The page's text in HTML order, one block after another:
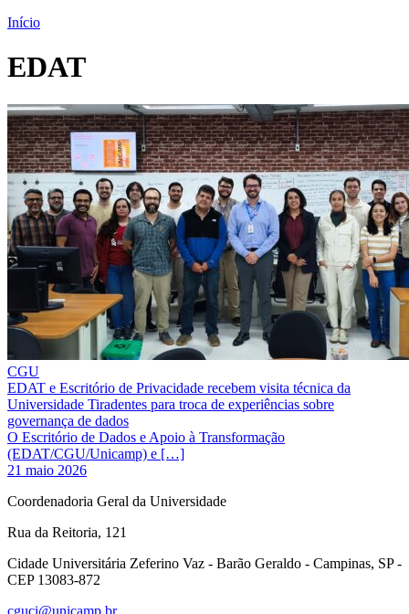
Início
EDAT
CGU
EDAT e Escritório de Privacidade recebem visita técnica da
Universidade Tiradentes para troca de experiências sobre
governança de dados
O Escritório de Dados e Apoio à Transformação
(EDAT/CGU/Unicamp) e […]
21 maio 2026
Coordenadoria Geral da Universidade
Rua da Reitoria, 121
Cidade Universitária Zeferino Vaz - Barão Geraldo - Campinas, SP -
CEP 13083-872
cguci@unicamp.br